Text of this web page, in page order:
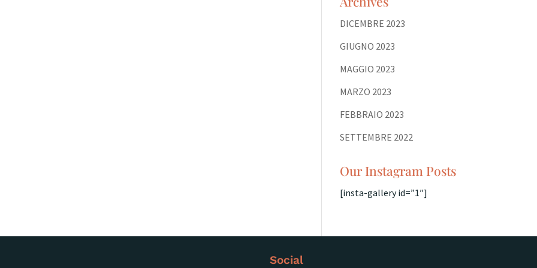
DICEMBRE 2023
GIUGNO 2023
MAGGIO 2023
MARZO 2023
FEBBRAIO 2023
SETTEMBRE 2022
Our Instagram Posts
[insta-gallery id=”1″]
Social